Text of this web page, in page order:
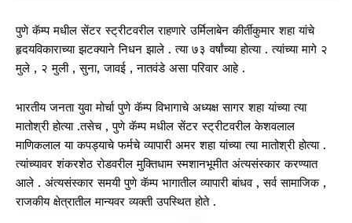
पुणे कॅम्प मधील सेंटर स्ट्रीटवरील राहणारे उर्मिलाबेन कीर्तीकुमार शहा यांचे
हृदयविकाराच्या झटक्याने निधन झाले . त्या ७३ वर्षांच्या होत्या . त्यांच्या मागे २
मुले , २ मुली , सुना, जावई , नातवंडे असा परिवार आहे .
भारतीय जनता युवा मोर्चा पुणे कॅम्प विभागाचे अध्यक्ष सागर शहा यांच्या त्या
मातोश्री होत्या .तसेच , पुणे कॅम्प मधील सेंटर स्ट्रीटवरील केशवलाल
माणिकलाल या कपड्याचे फर्मचे व्यापारी अमर शहा यांच्या त्या मातोश्री होत्या .
त्यांच्यावर शंकरशेठ रोडवरील मुक्तिधाम स्मशानभूमीत अंत्यसंस्कार करण्यात
आले . अंत्यसंस्कार समयी पुणे कॅम्प भागातील व्यापारी बांधव , सर्व सामाजिक ,
राजकीय क्षेत्रातील मान्यवर व्यक्ती उपस्थित होते .